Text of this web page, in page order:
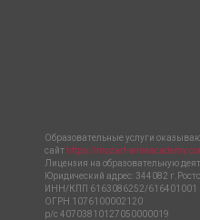
Образовательные услуги
сайт https://mozart-
Лицензия на образовательную
Юридический адрес: 344082
ИНН/КПП 6163086252/616401001
ОГРН 1076100002120
р/с 40703810127050000019